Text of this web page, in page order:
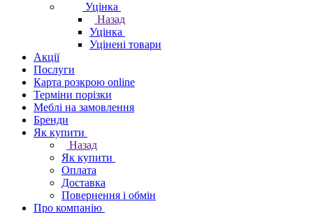
Уцінка
Назад
Уцінка
Уцінені товари
Акції
Послуги
Карта розкрою online
Терміни порізки
Меблі на замовлення
Бренди
Як купити
Назад
Як купити
Оплата
Доставка
Повернення і обмін
Про компанію